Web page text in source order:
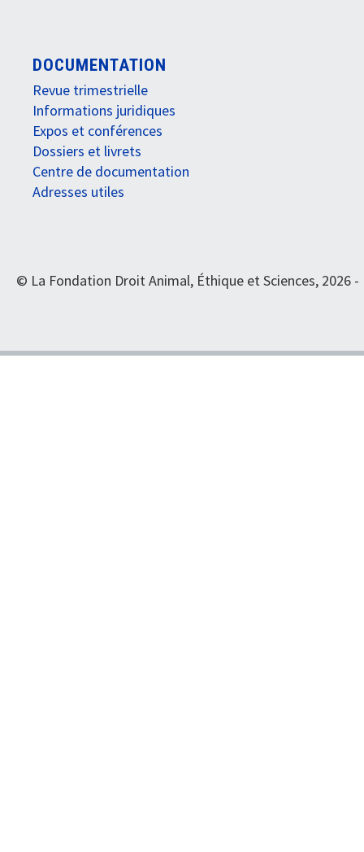
DOCUMENTATION
Revue trimestrielle
Informations juridiques
Expos et conférences
Dossiers et livrets
Centre de documentation
Adresses utiles
© La Fondation Droit Animal, Éthique et Sciences, 2026 -